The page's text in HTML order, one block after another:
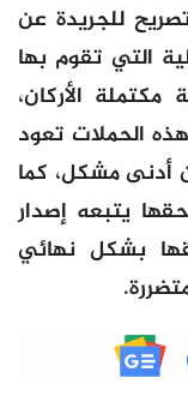
للجريدة عن
التي تقوم بها
الأركان،
الحملات تعود
أدنى مشكل، كما
يتبعه إصدار
بشكل نهائي